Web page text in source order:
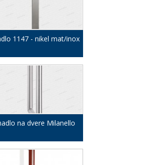
1147 - nikel mat/inox
na dvere Milanello